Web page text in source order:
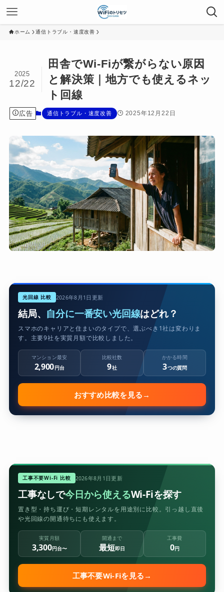
ホーム 通信トラブル・速度改善
田舎でWi-Fiが繋がらない原因
と解決策｜地方でも使えるネッ
ト回線
2025
12/22
広告 通信トラブル・速度改善 2025年12月22日
光回線 比較 2026年8月1日更新
結局、 自分に一番安い光回線はどれ？
スマホのキャリアと住まいのタイプで、選ぶべき1社は変わりま
す。主要9社を実質月額で比較しました。
マンション最安
2,900円台
比較社数
9社
かかる時間
3つの質問
おすすめ比較を見る →
工事不要Wi-Fi 比較 2026年8月1日更新
工事なしで今日から使えるWi-Fiを探す
置き型・持ち運び・短期レンタルを用途別に比較。引っ越し直後
や光回線の開通待ちにも使えます。
実質月額
3,300円台〜
開通まで
最短即日
工事費
0円
工事不要Wi-Fiを見る →